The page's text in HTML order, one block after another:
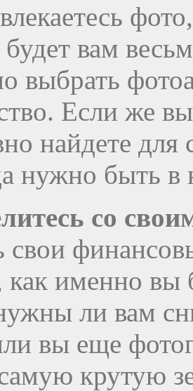
будет вам
выбрать
Если же
найдете
нужно быть в
со
свои
именно вы
ли вам
вы еще
крутую